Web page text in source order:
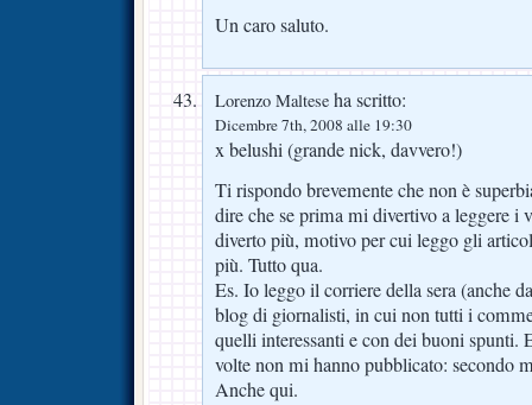
Un caro saluto.
Lorenzo Maltese ha scritto:
Dicembre 7th, 2008 alle 19:30
x belushi (grande nick, davvero!)
Ti rispondo brevemente che non è
dire che se prima mi divertivo a leggere i
diverto più, motivo per cui leggo gli
più. Tutto qua.
Es. Io leggo il corriere della sera (anche
blog di giornalisti, in cui non tutti i
quelli interessanti e con dei buoni spunti.
volte non mi hanno pubblicato: secondo
Anche qui.